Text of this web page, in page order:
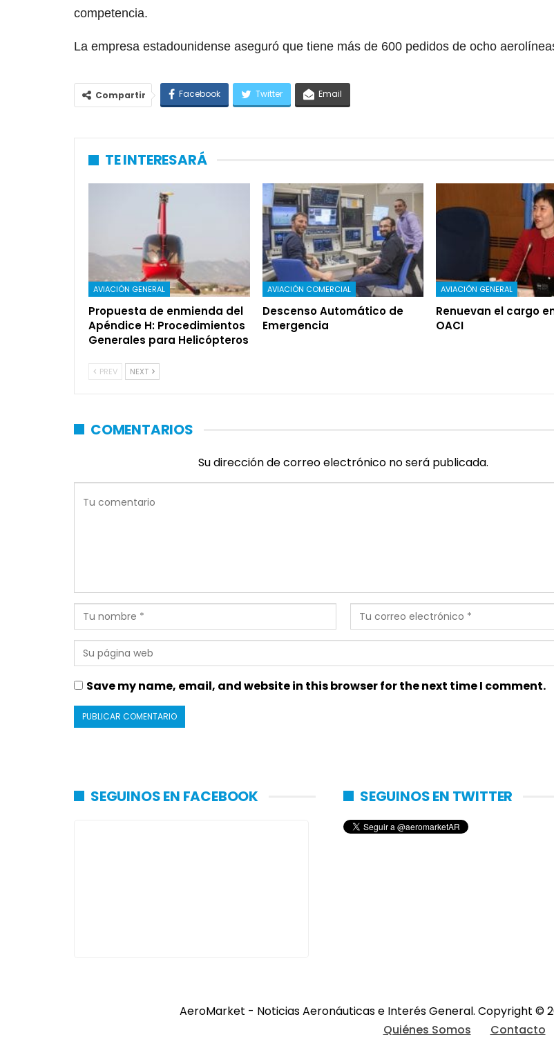
competencia.
La empresa estadounidense aseguró que tiene más de 600 pedidos de ocho
Compartir Facebook Twitter Email
TE INTERESARÁ
AVIACIÓN GENERAL
Propuesta de enmienda del
Apéndice H: Procedimientos
Generales para Helicópteros
AVIACIÓN COMERCIAL
Descenso Automático de
Emergencia
AVIACIÓN GENERAL
Renuevan el cargo
OACI
PREV NEXT
COMENTARIOS
Su dirección de correo electrónico no será publicada.
Save my name, email, and website in this browser for the next time I comment.
SEGUINOS EN FACEBOOK SEGUINOS EN TWITTER
AeroMarket - Noticias Aeronáuticas e Interés General. Copyright ©
Quiénes Somos
Contacto